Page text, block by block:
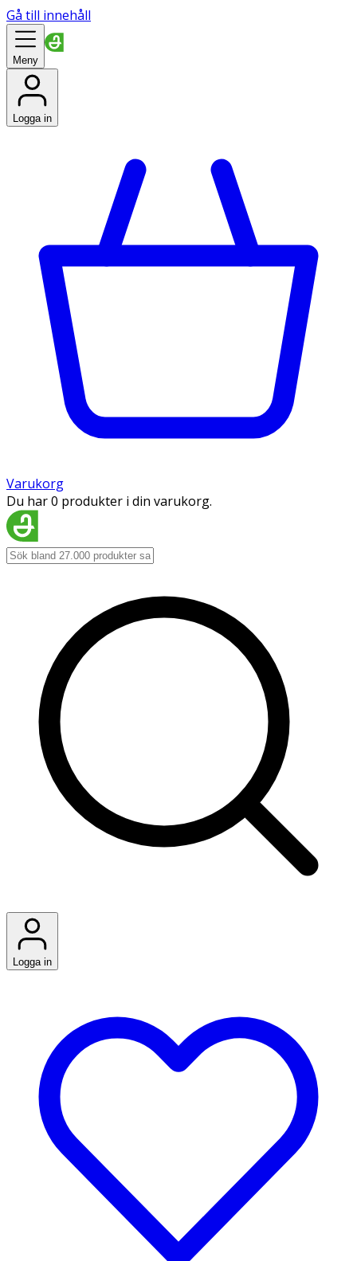
Gå till innehåll
Meny
Logga in
Varukorg
Du har 0 produkter i din varukorg.
Logga in